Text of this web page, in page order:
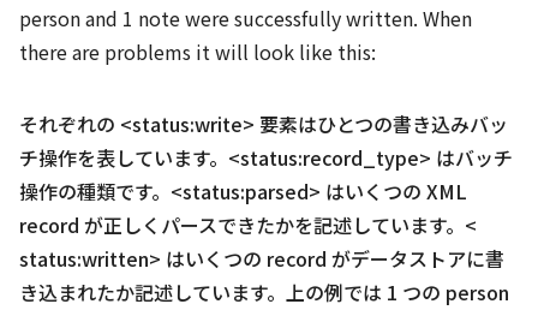
person and 1 note were successfully written. When
there are problems it will look like this:
それぞれの <status:write> 要素はひとつの書き込みバッ
チ操作を表しています。<status:record_type> はバッチ
操作の種類です。<status:parsed> はいくつの XML
record が正しくパースできたかを記述しています。<
status:written> はいくつの record がデータストアに書
き込まれたか記述しています。 上の例では 1 つの person